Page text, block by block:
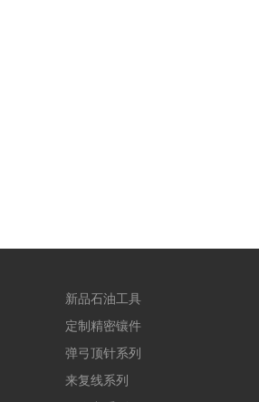
新品石油工具
定制精密镶件
弹弓顶针系列
来复线系列